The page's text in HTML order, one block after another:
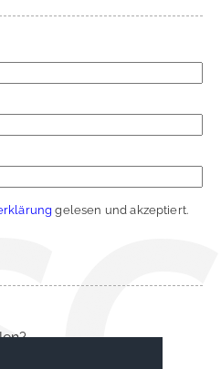
gelesen und akzeptiert.